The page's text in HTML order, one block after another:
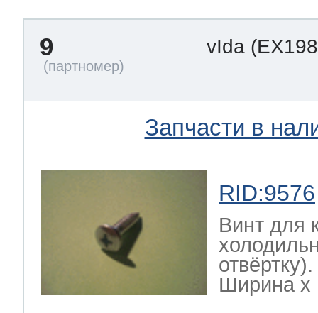
9 vIda
Запчасти в
RID:9576
Винт для
Ширина х